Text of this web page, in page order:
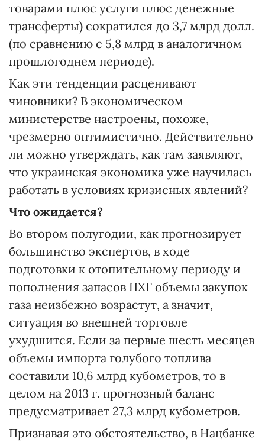
товарами плюс услуги плюс денежные
трансферты) сократился до 3,7 млрд долл.
(по сравнению с 5,8 млрд в аналогичном
прошлогоднем периоде).
Как эти тенденции расценивают
чиновники? В экономическом
министерстве настроены, похоже,
чрезмерно оптимистично. Действительно
ли можно утверждать, как там заявляют,
что украинская экономика уже научилась
работать в условиях кризисных явлений?
Что ожидается?
Во втором полугодии, как прогнозирует
большинство экспертов, в ходе
подготовки к отопительному периоду и
пополнения запасов ПХГ объемы закупок
газа неизбежно возрастут, а значит,
ситуация во внешней торговле
ухудшится. Если за первые шесть месяцев
объемы импорта голубого топлива
составили 10,6 млрд кубометров, то в
целом на 2013 г. прогнозный баланс
предусматривает 27,3 млрд кубометров.
Признавая это обстоятельство, в Нацбанке